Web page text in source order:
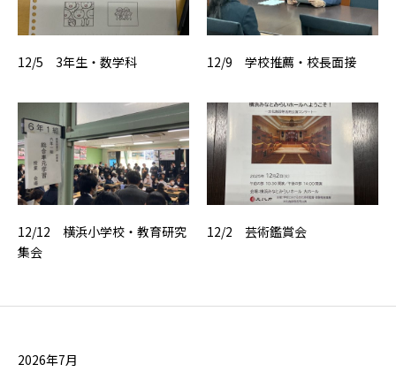
12/5 3年生・数学科 12/9 学校推薦・校長面接
12/12 横浜小学校・教育研究
集会
12/2 芸術鑑賞会
2026年7月